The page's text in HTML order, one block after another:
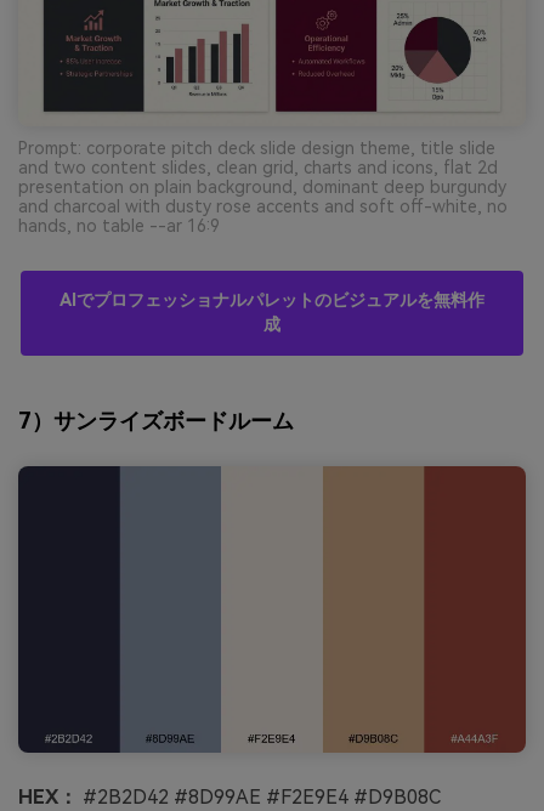
Prompt: corporate pitch deck slide design theme, title slide
and two content slides, clean grid, charts and icons, flat 2d
presentation on plain background, dominant deep burgundy
and charcoal with dusty rose accents and soft off-white, no
hands, no table --ar 16:9
AIでプロフェッショナルパレットのビジュアルを無料作
成
7）サンライズボードルーム
HEX： #2B2D42 #8D99AE #F2E9E4 #D9B08C